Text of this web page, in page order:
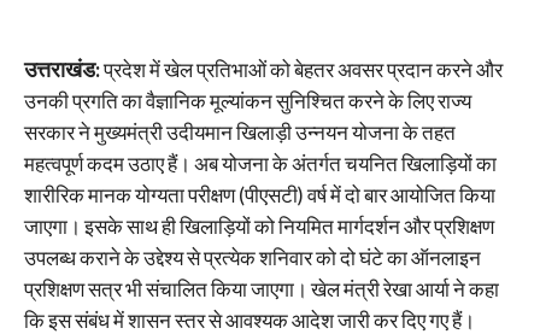
उत्तराखंड:प्रदेश में खेल प्रतिभाओं को बेहतर अवसर प्रदान करने और
उनकी प्रगति का वैज्ञानिक मूल्यांकन सुनिश्चित करने के लिए राज्य
सरकार ने मुख्यमंत्री उदीयमान खिलाड़ी उन्नयन योजना के तहत
महत्वपूर्ण कदम उठाए हैं। अब योजना के अंतर्गत चयनित खिलाड़ियों का
शारीरिक मानक योग्यता परीक्षण (पीएसटी) वर्ष में दो बार आयोजित किया
जाएगा। इसके साथ ही खिलाड़ियों को नियमित मार्गदर्शन और प्रशिक्षण
उपलब्ध कराने के उद्देश्य से प्रत्येक शनिवार को दो घंटे का ऑनलाइन
प्रशिक्षण सत्र भी संचालित किया जाएगा। खेल मंत्री रेखा आर्या ने कहा
कि इस संबंध में शासन स्तर से आवश्यक आदेश जारी कर दिए गए हैं।